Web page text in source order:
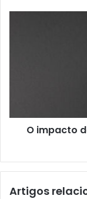
O impacto
Artigos